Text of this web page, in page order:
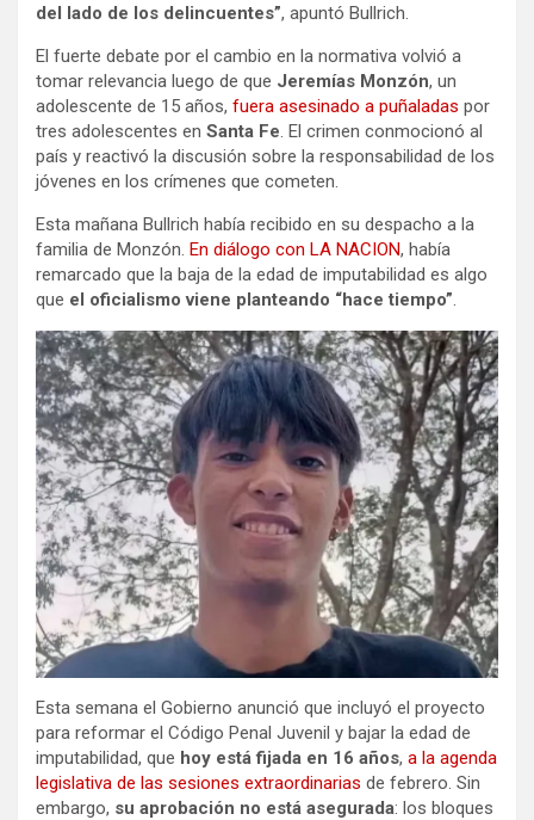
del lado de los delincuentes”, apuntó Bullrich.
El fuerte debate por el cambio en la normativa volvió a
tomar relevancia luego de que Jeremías Monzón, un
adolescente de 15 años, fuera asesinado a puñaladas por
tres adolescentes en Santa Fe . El crimen conmocionó al
país y reactivó la discusión sobre la responsabilidad de los
jóvenes en los crímenes que cometen.
Esta mañana Bullrich había recibido en su despacho a la
familia de Monzón. En diálogo con LA NACION, había
remarcado que la baja de la edad de imputabilidad es algo
que el oficialismo viene planteando “hace tiempo”
Esta semana el Gobierno anunció que incluyó el proyecto
para reformar el Código Penal Juvenil y bajar la edad de
imputabilidad, que hoy está fijada en 16 años, a la agenda
legislativa de las sesiones extraordinarias de febrero. Sin
embargo, su aprobación no está asegurada: los bloques